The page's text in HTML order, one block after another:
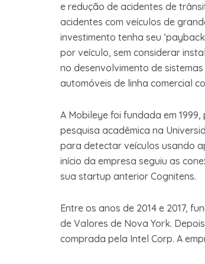
e redução de acidentes de
acidentes com veículos de
investimento tenha seu
por veículo, sem considerar
no desenvolvimento de
automóveis de linha comercial
A Mobileye foi fundada em
pesquisa acadêmica na
para detectar veículos usando
início da empresa seguiu as
sua startup anterior Cognitens.
Entre os anos de 2014 e 2017,
de Valores de Nova York.
comprada pela Intel Corp. A